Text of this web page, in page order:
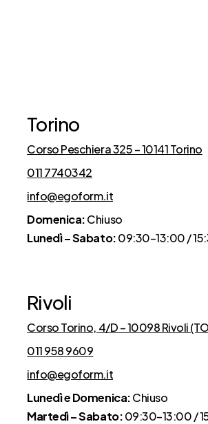
Torino
Corso Peschiera 325 – 10141 Torino
011 7740342
info@egoform.it
Domenica:Chiuso
Lunedì – Sabato:09:30–13:00 /
Rivoli
Corso Torino, 4/D – 10098 Rivoli
011 958 9609
info@egoform.it
Lunedì e Domenica:Chiuso
Martedì – Sabato:09:30–13:00 /